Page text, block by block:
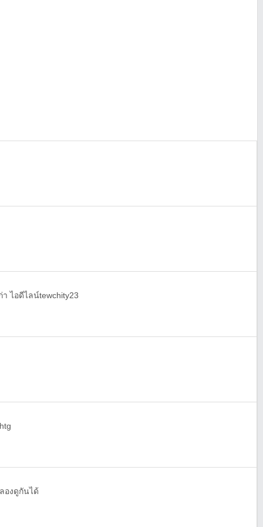
ไอดีไลน์tewchity23
องดูกันได้